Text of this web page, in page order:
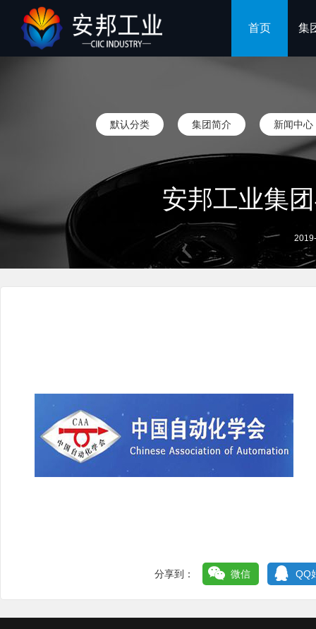
首页 集
默认分类 集团简介 新闻中心
安邦工业集
分享到： 微信 QQ